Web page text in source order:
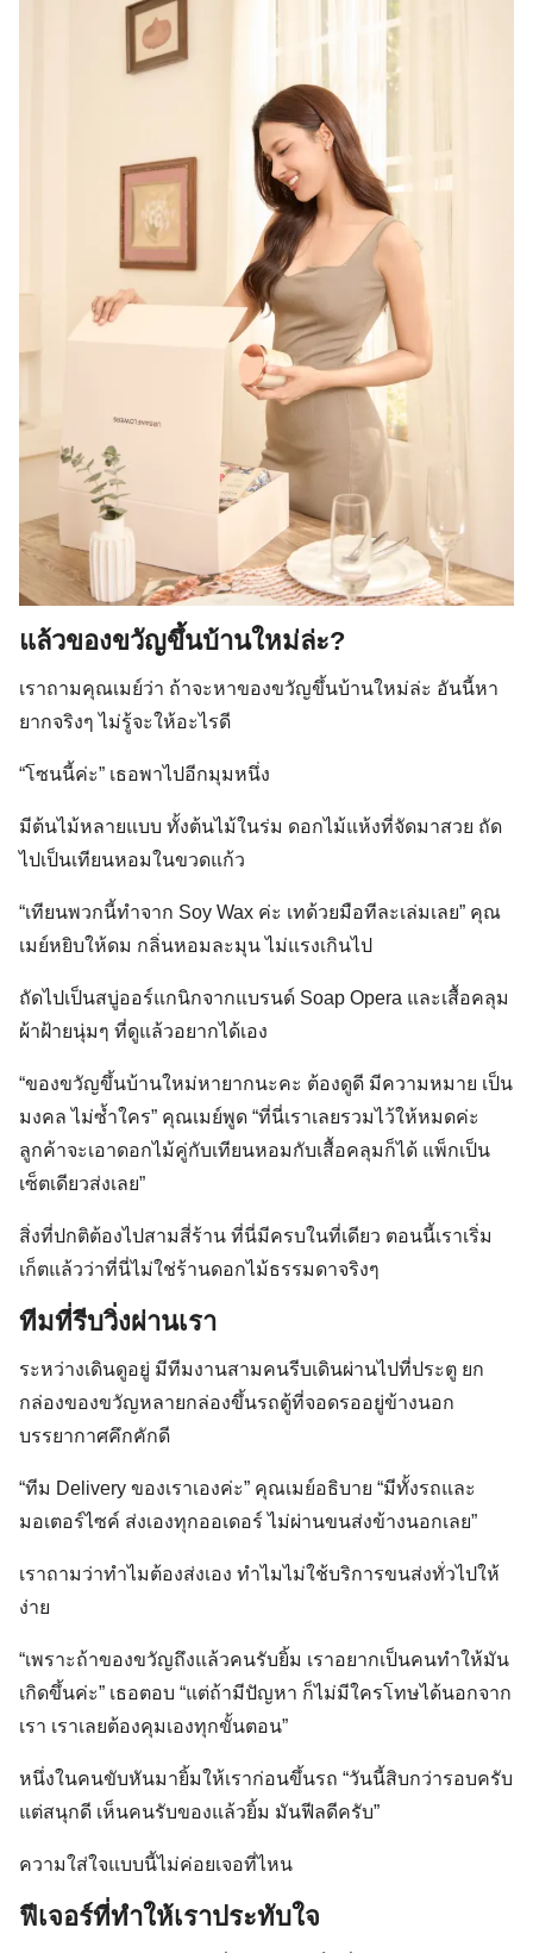
แล้วของขวัญขึ้นบ้านใหม่ล่ะ?
เราถามคุณเมย์ว่า ถ้าจะหาของขวัญขึ้นบ้านใหม่ล่ะ อันนี้หา
ยากจริงๆ ไม่รู้จะให้อะไรดี
“โซนนี้ค่ะ” เธอพาไปอีกมุมหนึ่ง
มีต้นไม้หลายแบบ ทั้งต้นไม้ในร่ม ดอกไม้แห้งที่จัดมาสวย ถัด
ไปเป็นเทียนหอมในขวดแก้ว
“เทียนพวกนี้ทำจาก Soy Wax ค่ะ เทด้วยมือทีละเล่มเลย” คุณ
เมย์หยิบให้ดม กลิ่นหอมละมุน ไม่แรงเกินไป
ถัดไปเป็นสบู่ออร์แกนิกจากแบรนด์ Soap Opera และเสื้อคลุม
ผ้าฝ้ายนุ่มๆ ที่ดูแล้วอยากได้เอง
“ของขวัญขึ้นบ้านใหม่หายากนะคะ ต้องดูดี มีความหมาย เป็น
มงคล ไม่ซ้ำใคร” คุณเมย์พูด “ที่นี่เราเลยรวมไว้ให้หมดค่ะ
ลูกค้าจะเอาดอกไม้คู่กับเทียนหอมกับเสื้อคลุมก็ได้ แพ็กเป็น
เซ็ตเดียวส่งเลย”
สิ่งที่ปกติต้องไปสามสี่ร้าน ที่นี่มีครบในที่เดียว ตอนนี้เราเริ่ม
เก็ตแล้วว่าที่นี่ไม่ใช่ร้านดอกไม้ธรรมดาจริงๆ
ทีมที่รีบวิ่งผ่านเรา
ระหว่างเดินดูอยู่ มีทีมงานสามคนรีบเดินผ่านไปที่ประตู ยก
กล่องของขวัญหลายกล่องขึ้นรถตู้ที่จอดรออยู่ข้างนอก
บรรยากาศคึกคักดี
“ทีม Delivery ของเราเองค่ะ” คุณเมย์อธิบาย “มีทั้งรถและ
มอเตอร์ไซค์ ส่งเองทุกออเดอร์ ไม่ผ่านขนส่งข้างนอกเลย”
เราถามว่าทำไมต้องส่งเอง ทำไมไม่ใช้บริการขนส่งทั่วไปให้
ง่าย
“เพราะถ้าของขวัญถึงแล้วคนรับยิ้ม เราอยากเป็นคนทำให้มัน
เกิดขึ้นค่ะ” เธอตอบ “แต่ถ้ามีปัญหา ก็ไม่มีใครโทษได้นอกจาก
เรา เราเลยต้องคุมเองทุกขั้นตอน”
หนึ่งในคนขับหันมายิ้มให้เราก่อนขึ้นรถ “วันนี้สิบกว่ารอบครับ
แต่สนุกดี เห็นคนรับของแล้วยิ้ม มันฟีลดีครับ”
ความใส่ใจแบบนี้ไม่ค่อยเจอที่ไหน
ฟีเจอร์ที่ทำให้เราประทับใจ